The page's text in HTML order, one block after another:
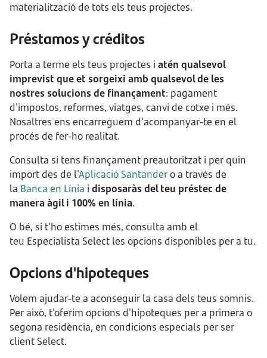
materialització de tots els teus projectes.
Préstamos y créditos
Porta a terme els teus projectes i atén qualsevol
imprevist que et sorgeixi amb qualsevol de les
nostres solucions de finançament: pagament
d'impostos, reformes, viatges, canvi de cotxe i més.
Nosaltres ens encarreguem d'acompanyar-te en el
procés de fer-ho realitat.
Consulta si tens finançament preautoritzat i per quin
import des de l'Aplicació Santandero a través de
la Banca en Línia i disposaràs del teu préstec de
manera àgil i 100% en línia.
O bé, si t'ho estimes més, consulta amb el
teu Especialista Select les opcions disponibles per a tu.
Opcions d'hipoteques
Volem ajudar-te a aconseguir la casa dels teus somnis.
Per això, t'oferim opcions d'hipoteques per a primera o
segona residència, en condicions especials per ser
client Select.